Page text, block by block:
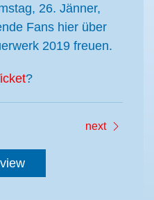
26. Jänner,
Fans hier über
2019 freuen.
?
next